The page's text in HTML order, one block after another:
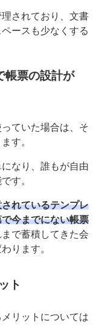
されており、文書
ースも少なくする
票の設計が
ていた場合は、そ
す。
なり、誰もが自由
す。
れているテンプレ
今までにない帳票
で蓄積してきた会
ります。
ト
リットについては